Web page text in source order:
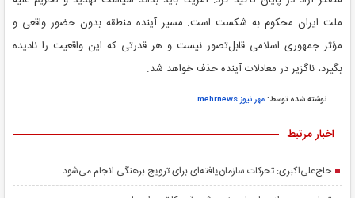
ملت ایران محکوم به شکست است. مسیر آینده منطقه بدون حضور واقعی و
مؤثر جمهوری اسلامی قابل‌تصور نیست و هر قدرتی که این واقعیت را نادیده
بگیرد، ناگزیر در معادلات آینده حذف خواهد شد.
نوشته شده توسط:مهر نیوز mehrnews
اخبار مرتبط
حاج‌علی‌اکبری: تحرکات سازمان‌یافته‌ای برای ترویج برهنگی انجام می‌شود